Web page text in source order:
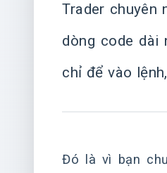
Trader chuyên
dòng code dài
chỉ để vào
Đó là vì bạn